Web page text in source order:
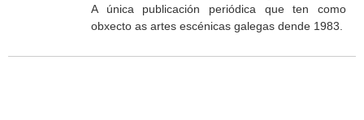
A única publicación periódica que ten como
obxecto as artes escénicas galegas dende 1983.